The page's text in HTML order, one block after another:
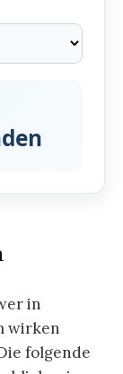
in
wirken
folgende